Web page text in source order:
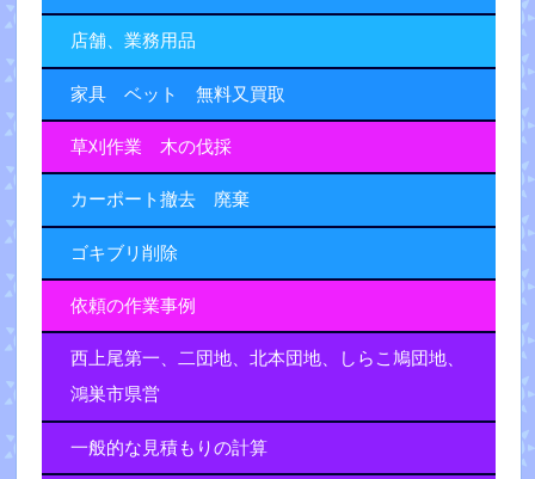
店舗、業務用品
家具 ベット 無料又買取
草刈作業 木の伐採
カーポート撤去 廃棄
ゴキブリ削除
依頼の作業事例
西上尾第一、二団地、北本団地、しらこ鳩団地、
鴻巣市県営
一般的な見積もりの計算